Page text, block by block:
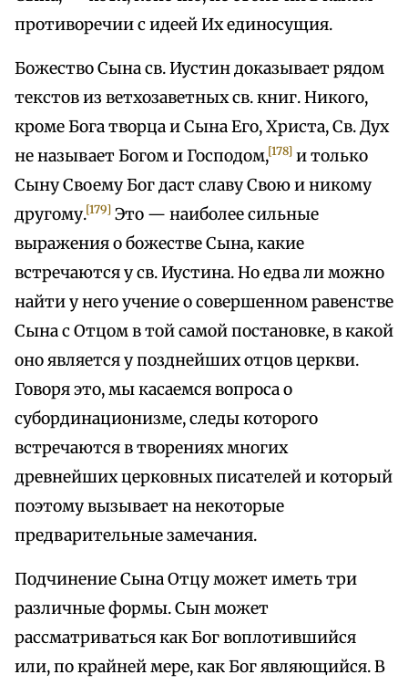
противоречии с идеей Их единосущия.
Божество Сына св. Иустин доказывает рядом
текстов из ветхозаветных св. книг. Никого,
кроме Бога творца и Сына Его, Христа, Св. Дух
не называет Богом и Господом,[178] и только
Сыну Своему Бог даст славу Свою и никому
другому.[179] Это — наиболее сильные
выражения о божестве Сына, какие
встречаются у св. Иустина. Но едва ли можно
найти у него учение о совершенном равенстве
Сына с Отцом в той самой постановке, в какой
оно является у позднейших отцов церкви.
Говоря это, мы касаемся вопроса о
субординационизме, следы которого
встречаются в творениях многих
древнейших церковных писателей и который
поэтому вызывает на некоторые
предварительные замечания.
Подчинение Сына Отцу может иметь три
различные формы. Сын может
рассматриваться как Бог воплотившийся
или, по крайней мере, как Бог являющийся. В